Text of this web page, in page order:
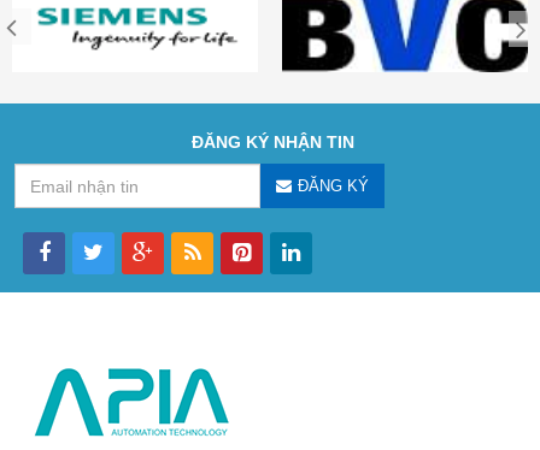
ĐĂNG KÝ NHẬN TIN
ĐĂNG KÝ